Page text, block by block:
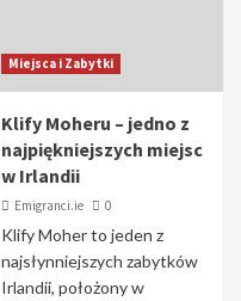
Miejsca i Zabytki
Klify Moheru – jedno z
najpiękniejszych miejsc
w Irlandii
Emigranci.ie 0
Klify Moher to jeden z
najsłynniejszych zabytków
Irlandii, położony w